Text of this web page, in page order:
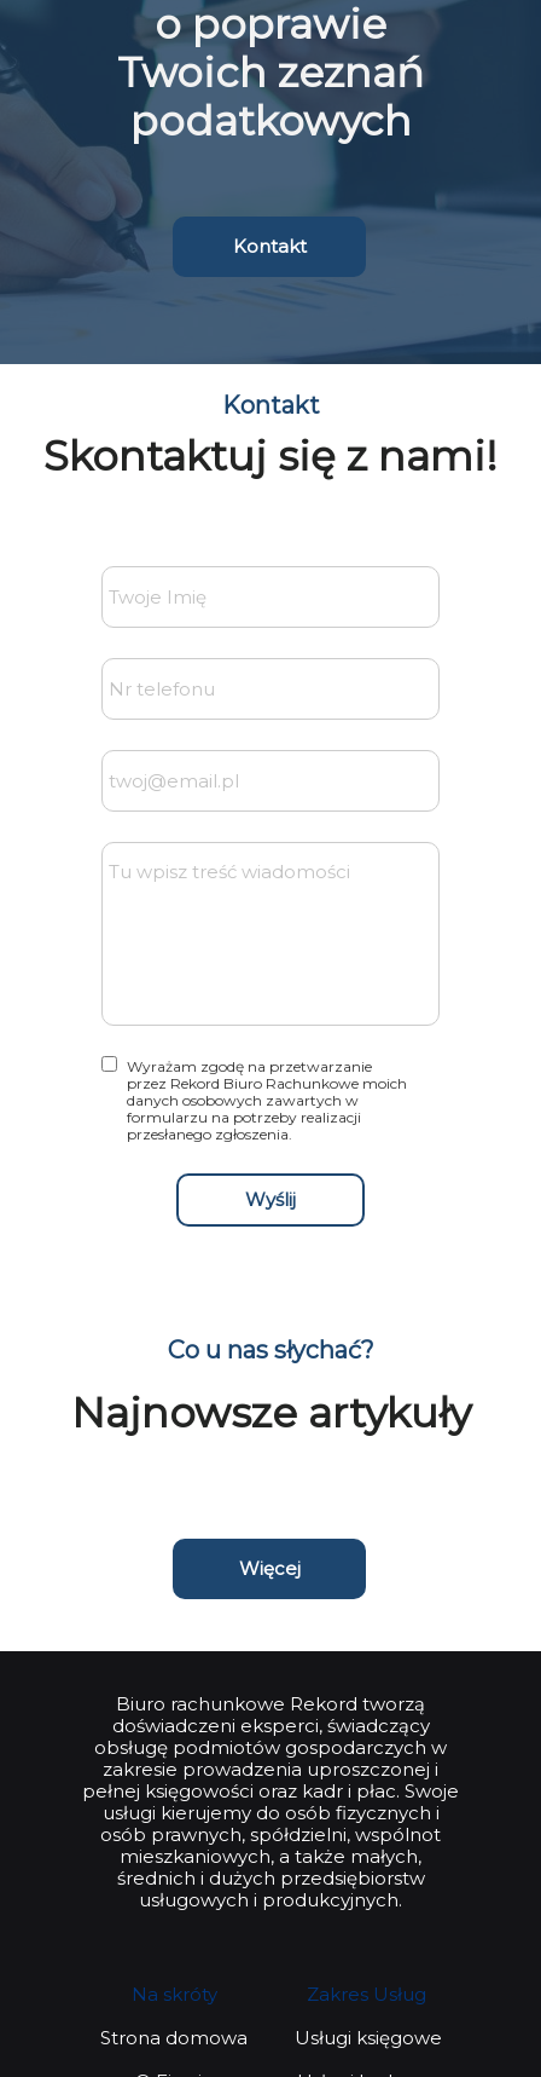
Na skróty
Strona domowa
Zakres Usług
Usługi księgowe
Biuro rachunkowe Rekord tworzą
doświadczeni eksperci, świadczący
obsługę podmiotów gospodarczych w
zakresie prowadzenia uproszczonej i
pełnej księgowości oraz kadr i płac. Swoje
usługi kierujemy do osób fizycznych i
osób prawnych, spółdzielni, wspólnot
mieszkaniowych, a także małych,
średnich i dużych przedsiębiorstw
usługowych i produkcyjnych.
Więcej
Najnowsze artykuły
Co u nas słychać?
Wyrażam zgodę na przetwarzanie
przez Rekord Biuro Rachunkowe moich
danych osobowych zawartych w
formularzu na potrzeby realizacji
przesłanego zgłoszenia.
Wyślij
Skontaktuj się z nami!
Kontakt
Kontakt
o poprawie
Twoich zeznań
podatkowych